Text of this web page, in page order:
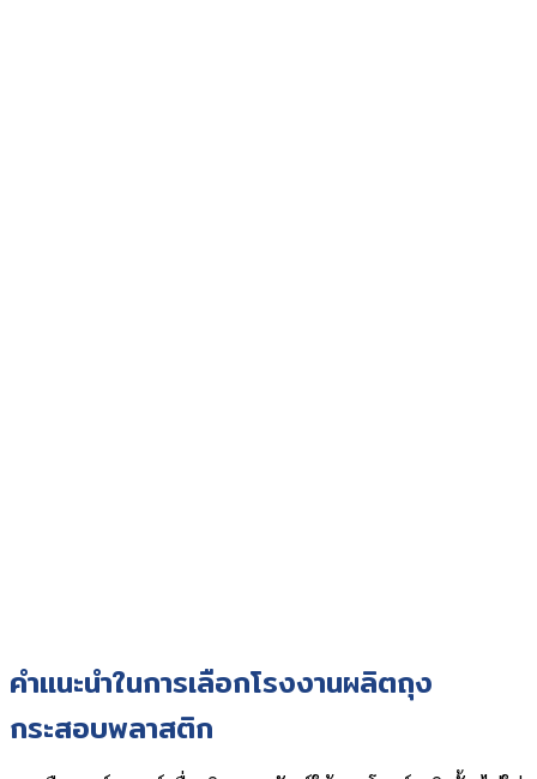
คำแนะนำในการเลือกโรงงานผลิตถุง
กระสอบพลาสติก